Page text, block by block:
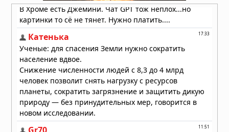
31.07.2026 в 06:00